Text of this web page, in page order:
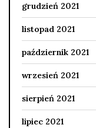
grudzień 2021
listopad 2021
październik 2021
wrzesień 2021
sierpień 2021
lipiec 2021